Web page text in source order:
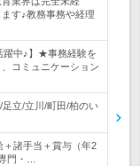
す♪教務事務や経理
躍中♪】★事務経験を
コミュニケーション
立/立川/町田/柏のい
諸手当＋賞与（年2
門・…